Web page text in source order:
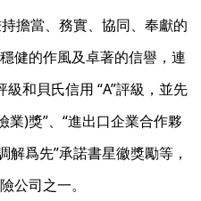
擔當、務實、協同、奉獻的
健的作風及卓著的信譽，連
級和貝氏信用 “A”評級，並先
業)獎”、“進出口企業合作夥
解爲先”承諾書星徽獎勵等，
公司之一。